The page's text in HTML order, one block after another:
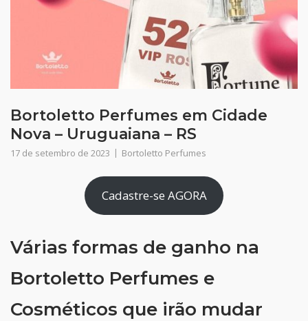
Bortoletto Perfumes em Cidade
Nova – Uruguaiana – RS
17 de setembro de 2023 Bortoletto Perfumes
Cadastre-se AGORA
Várias formas de ganho na
Bortoletto Perfumes e
Cosméticos que irão mudar